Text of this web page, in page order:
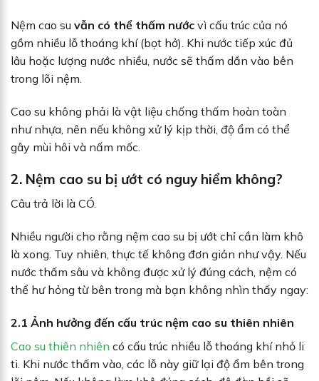
Nệm cao su vẫn có thể thấm nước vì cấu trúc của nó
gồm nhiều lỗ thoáng khí (bọt hở). Khi nước tiếp xúc đủ
lâu hoặc lượng nước nhiều, nước sẽ thấm dần vào bên
trong lõi nệm.
Cao su không phải là vật liệu chống thấm hoàn toàn
như nhựa, nên nếu không xử lý kịp thời, độ ẩm có thể
gây mùi hôi và nấm mốc.
2. Nệm cao su bị ướt có nguy hiểm không?
Câu trả lời là CÓ.
Nhiều người cho rằng nệm cao su bị ướt chỉ cần làm khô
là xong. Tuy nhiên, thực tế không đơn giản như vậy. Nếu
nước thấm sâu và không được xử lý đúng cách, nệm có
thể hư hỏng từ bên trong mà bạn không nhìn thấy ngay:
2.1 Ảnh hưởng đến cấu trúc nệm cao su thiên nhiên
Cao su thiên nhiên có cấu trúc nhiều lỗ thoáng khí nhỏ li
ti. Khi nước thấm vào, các lỗ này giữ lại độ ẩm bên trong